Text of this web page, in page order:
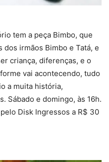
tem a peça Bimbo, que
irmãos Bimbo e Tatá, e
criança, diferenças, e o
vai acontecendo, tudo
a muita história,
Sábado e domingo, às 16h.
Disk Ingressos a R$ 30